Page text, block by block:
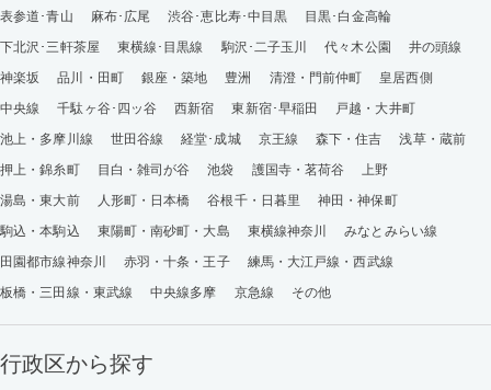
表参道･青山 麻布･広尾 渋谷･恵比寿･中目黒
目黒･白金高輪
下北沢･三軒茶屋
東横線･目黒線 駒沢･二子玉川 代々木公園
井の頭線
神楽坂
品川・田町 銀座・築地 豊洲 清澄・門前仲町
皇居西側
中央線
千駄ヶ谷･四ッ谷 西新宿 東新宿･早稲田
戸越・大井町
池上・多摩川線
世田谷線 経堂･成城 京王線 森下・住吉
浅草・蔵前
押上・錦糸町
目白・雑司が谷 池袋 護国寺・茗荷谷
上野
湯島・東大前
人形町・日本橋 谷根千・日暮里
神田・神保町
駒込・本駒込
東陽町・南砂町・大島 東横線神奈川
みなとみらい線
田園都市線神奈川
赤羽・十条・王子
練馬・大江戸線・西武線
板橋・三田線・東武線
中央線多摩 京急線 その他
行政区から探す